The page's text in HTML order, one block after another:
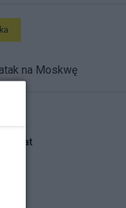
na Moskwę
temat